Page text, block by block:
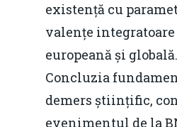
existență cu
valențe integratoare
europeană și globală.
Concluzia
demers științific,
evenimentul de la